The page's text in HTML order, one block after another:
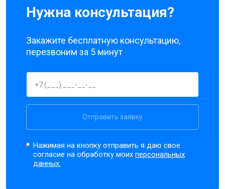
Нужна консультация?
Закажите бесплатную консультацию,
перезвоним за 5 минут
Отправить заявку
Нажимая на кнопку отправить я даю свое
согласие на обработку моихперсональных
данных.